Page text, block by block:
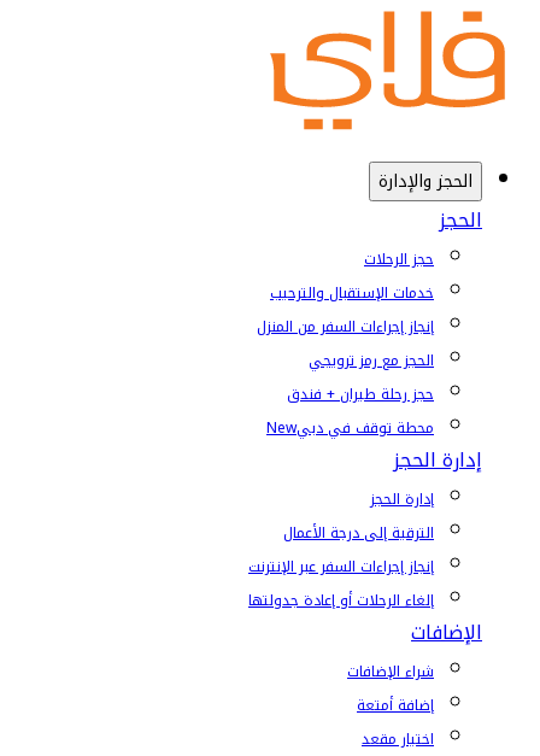
الحجز والإدارة
الحجز
حجز الرحلات
خدمات الإستقبال والترحيب
إنجاز إجراءات السفر من المنزل
الحجز مع رمز ترويجي
حجز رحلة طيران + فندق
محطة توقف في دبيNew
إدارة الحجز
إدارة الحجز
الترقية إلى درجة الأعمال
إنجاز إجراءات السفر عبر الإنترنت
إلغاء الرحلات أو إعادة جدولتها
الإضافات
شراء الإضافات
إضافة أمتعة
اختيار مقعد